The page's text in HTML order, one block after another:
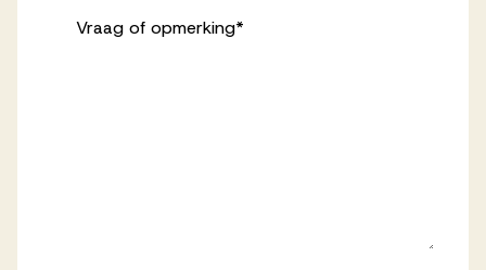
Vraag of opmerking*